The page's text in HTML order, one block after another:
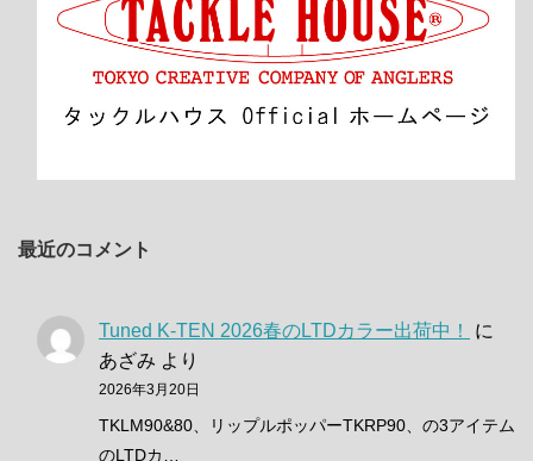
最近のコメント
Tuned K-TEN 2026春のLTDカラー出荷中！
に
あざみ より
2026年3月20日
TKLM90&80、リップルポッパーTKRP90、の3アイテム
のLTDカ…